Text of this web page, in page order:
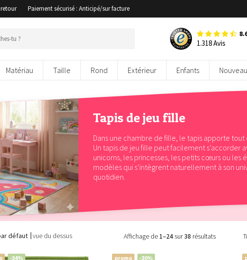
Paiement sécurisé : Anticipé/sur facture
1.318 Avis
Matériau Taille Rond Extérieur Enfants
Tapis de jeu fille
Dans une chambre de fille, le tapis apporte
Un tapis de jeu fille peut facilement s’accorder
unicorns, les princesses, les petits cœurs ou les
modèles qui s’intègrent naturellement à son
quotidien.
défaut vue du dessus Affichage de1–24sur38 résultats
-34% promo -30%